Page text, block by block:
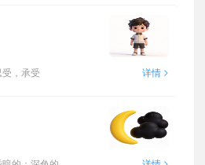
，承受
详情 >
>